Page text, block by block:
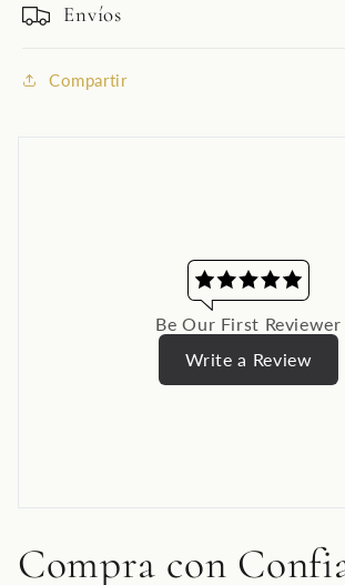
Envíos
Compartir
Be Our First Reviewer
Write a Review
Compra con